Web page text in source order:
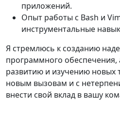
приложений.
Опыт работы с Bash и
инструментальные
Я стремлюсь к созданию
программного обеспечения,
развитию и изучению новых
новым вызовам и с
внести свой вклад в вашу